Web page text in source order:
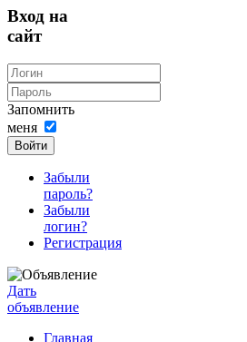
Вход на
сайт
Запомнить
меня
Войти
Забыли
пароль?
Забыли
логин?
Регистрация
Дать
объявление
Главная